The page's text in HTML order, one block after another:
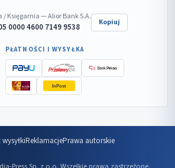
/ Księgarnia — Alior Bank S.A.
0000 4600 7149 9538 Kopiuj
PŁATNOŚCI I WYSYŁKA
InPost
ReklamacjePrawa autorskie